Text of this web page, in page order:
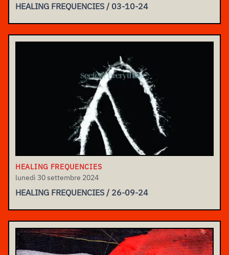
HEALING FREQUENCIES / 03-10-24
HEALING FREQUENCIES
lunedì 30 settembre 2024
HEALING FREQUENCIES / 26-09-24